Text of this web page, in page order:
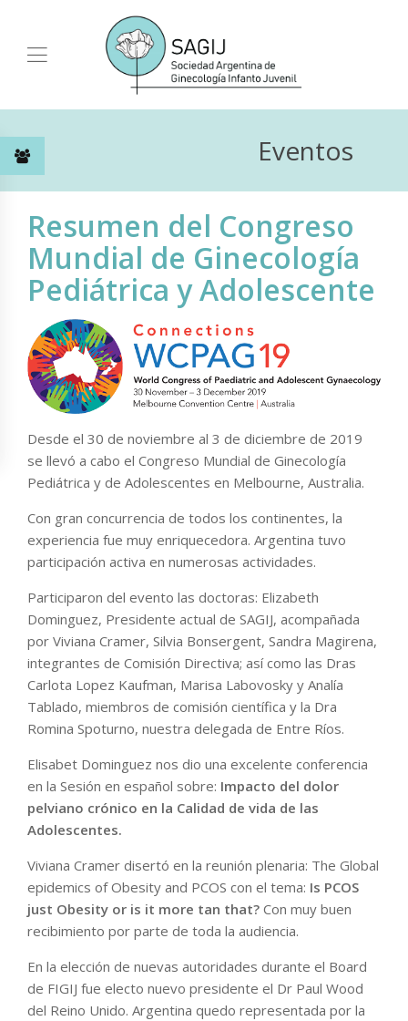
Eventos
Resumen del Congreso
Mundial de Ginecología
Pediátrica y Adolescente
Desde el 30 de noviembre al 3 de diciembre de 2019
se llevó a cabo el Congreso Mundial de Ginecología
Pediátrica y de Adolescentes en Melbourne, Australia.
Con gran concurrencia de todos los continentes, la
experiencia fue muy enriquecedora. Argentina tuvo
participación activa en numerosas actividades.
Participaron del evento las doctoras: Elizabeth
Dominguez, Presidente actual de SAGIJ, acompañada
por Viviana Cramer, Silvia Bonsergent, Sandra Magirena,
integrantes de Comisión Directiva; así como las Dras
Carlota Lopez Kaufman, Marisa Labovosky y Analía
Tablado, miembros de comisión científica y la Dra
Romina Spoturno, nuestra delegada de Entre Ríos.
Elisabet Dominguez nos dio una excelente conferencia
en la Sesión en español sobre: Impacto del dolor
pelviano crónico en la Calidad de vida de las
Adolescentes.
Viviana Cramer disertó en la reunión plenaria: The Global
epidemics of Obesity and PCOS con el tema: Is PCOS
just Obesity or is it more tan that? Con muy buen
recibimiento por parte de toda la audiencia.
En la elección de nuevas autoridades durante el Board
de FIGIJ fue electo nuevo presidente el Dr Paul Wood
del Reino Unido. Argentina quedo representada por la